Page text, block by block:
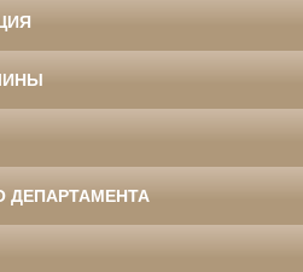
ДЕПАРТАМЕНТА